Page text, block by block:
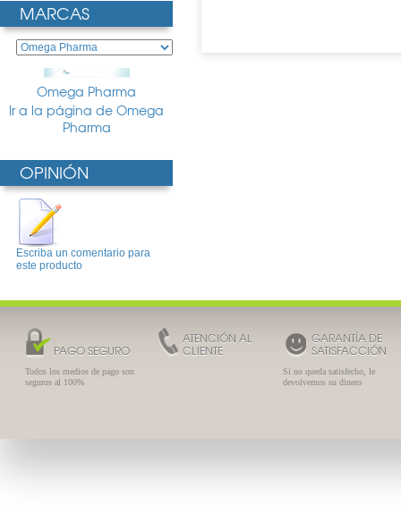
MARCAS
Omega Pharma
Ir a la página de Omega
Pharma
OPINIÓN
Escriba un comentario para
este producto
PAGO SEGURO
Todos los medios de pago son
seguros al 100%
ATENCIÓN AL
CLIENTE
GARANTÍA DE
SATISFACCIÓN
Si no queda satisfecho, le
devolvemos su dinero